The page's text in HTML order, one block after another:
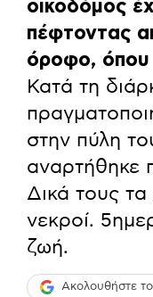
οικοδόμος
πέφτοντας
όροφο, όπου
Κατά τη
στην πύλη
αναρτήθηκε
Δικά τους τα
νεκροί.
ζωή.
Ακολουθήστε το